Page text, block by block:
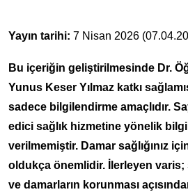
Yayın tarihi: 7 Nisan 2026
Bu içeriğin geliştirilmesinde Dr.
Yunus Keser Yılmaz katkı
sadece bilgilendirme amaçlıdır.
edici sağlık hizmetine yönelik
verilmemiştir. Damar sağlığınız
oldukça önemlidir. İlerleyen varis;
ve damarların korunması